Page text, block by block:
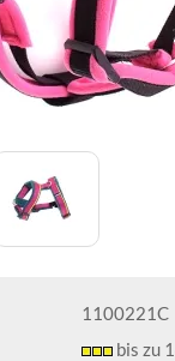
1100221C
bis zu